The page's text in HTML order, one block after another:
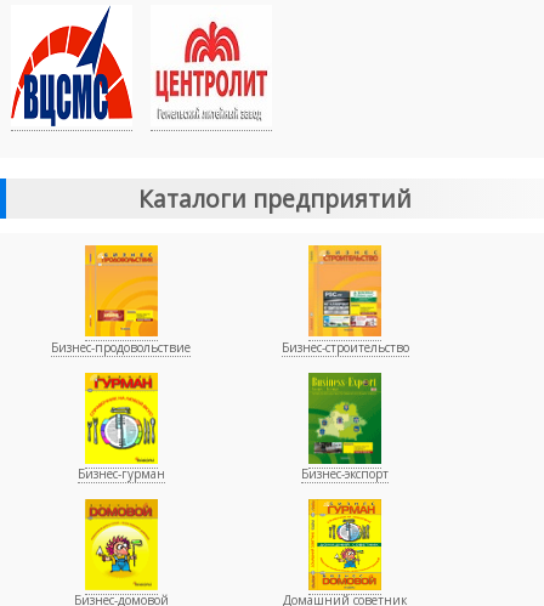
Каталоги предприятий
Бизнес-продовольствие Бизнес-строительство
Бизнес-гурман Бизнес-экспорт
Бизнес-домовой Домашний советник